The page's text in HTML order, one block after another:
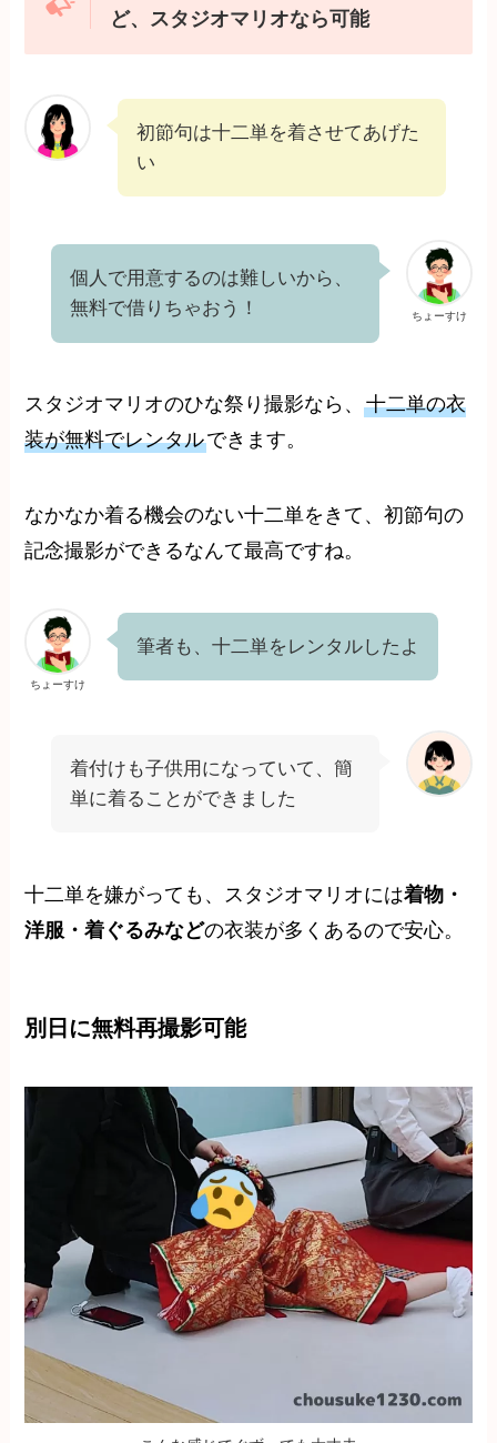
ど、スタジオマリオなら可能
初節句は十二単を着させてあげた
い
ちょーすけ
個人で用意するのは難しいから、
無料で借りちゃおう！
スタジオマリオのひな祭り撮影なら、十二単の衣
装が無料でレンタルできます。
なかなか着る機会のない十二単をきて、初節句の
記念撮影ができるなんて最高ですね。
ちょーすけ
筆者も、十二単をレンタルしたよ
着付けも子供用になっていて、簡
単に着ることができました
十二単を嫌がっても、スタジオマリオには着物・
洋服・着ぐるみなどの衣装が多くあるので安心。
別日に無料再撮影可能